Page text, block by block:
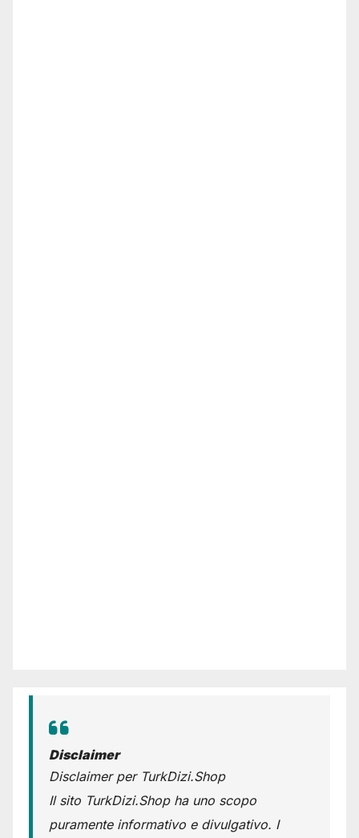
Disclaimer
Disclaimer per TurkDizi.Shop
Il sito TurkDizi.Shop ha uno scopo
puramente informativo e divulgativo. I